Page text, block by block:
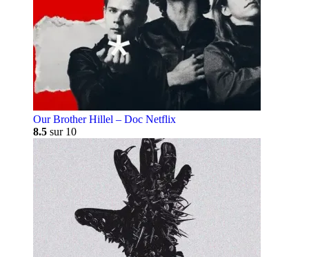
Our Brother Hillel – Doc Netflix
8.5 sur 10